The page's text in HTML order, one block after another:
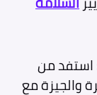
استفد من
والجيزة مع